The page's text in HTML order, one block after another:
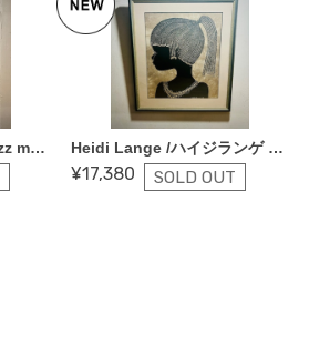
shogo kubota 1987 jazz music 音楽 アート ポスター Heidi Lange /ハイジランゲ 1988 アート パネル プリミティブ 北欧ビンテージ アフリカ 古道具
¥17,380 SOLD OUT